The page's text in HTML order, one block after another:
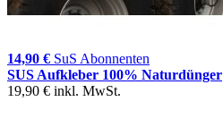
14,90 € SuS Abonnenten
SUS Aufkleber 100% Naturdünger
19,90 € inkl. MwSt.